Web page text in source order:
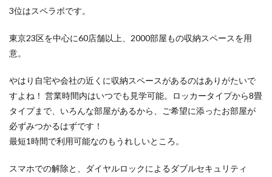
3位はスペラボです。
東京23区を中心に60店舗以上、2000部屋もの収納スペースを用
意。
やはり自宅や会社の近くに収納スペースがあるのはありがたいで
すよね！ 営業時間内はいつでも見学可能。ロッカータイプから8畳
タイプまで、いろんな部屋があるから、ご希望に添ったお部屋が
必ずみつかるはずです！
最短1時間で利用可能なのもうれしいところ。
スマホでの解除と、ダイヤルロックによるダブルセキュリティ